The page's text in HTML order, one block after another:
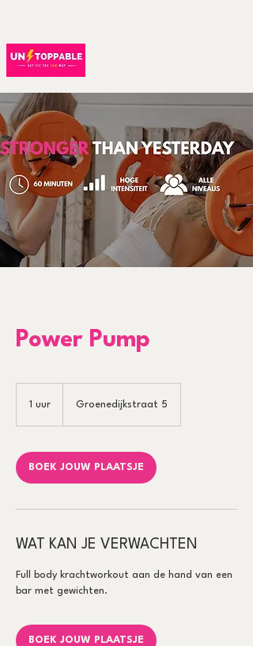
Power Pump
1 uur Groenedijkstraat 5
BOEK JOUW PLAATSJE
WAT KAN JE VERWACHTEN
Full body krachtworkout aan de hand van een
bar met gewichten.
BOEK JOUW PLAATSJE